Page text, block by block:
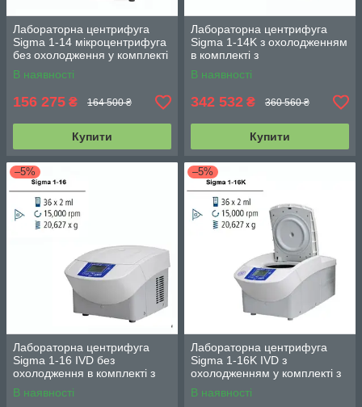
Лабораторна центрифуга
Sigma 1-14 мікроцентрифуга
без охолодження у комплекті
з ротором 12 х 1,5/2,0 мл
В наявності
156 275 ₴ 164 500 ₴
Купити
Лабораторна центрифуга
Sigma 1-14K з охолодженням
в комплекті з
поліпропіленовим ротором
24 х 1,5/2,0 мл
В наявності
342 532 ₴ 360 560 ₴
Купити
–5%
Лабораторна центрифуга
Sigma 1-16 IVD без
охолодження в комплекті з
поліпропіленовим ротором
24 х 1,5/2,0 мл
В наявності
–5%
Лабораторна центрифуга
Sigma 1-16K IVD з
охолодженням у комплекті з
поліпропіленовим ротором
24 х 1,5/2,0 мл
В наявності